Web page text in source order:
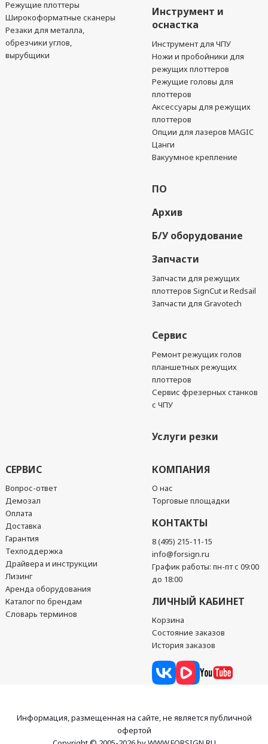
Режущие плоттеры
Широкоформатные сканеры
Резаки для металла,
обрезчики углов,
вырубщики
Инструмент и
оснастка
Инструмент для ЧПУ
Ножи и пробойники для
режущих плоттеров
Режущие головы для
плоттеров
Аксессуары для режущих
плоттеров
Опции для лазеров MAGIC
Цанги
Вакуумное крепление
ПО
Архив
Б/У оборудование
Запчасти
Запчасти для режущих
плоттеров SignCut и Redsail
Запчасти для Gravotech
Сервис
Ремонт режущих голов
планшетных режущих
плоттеров
Сервис фрезерных станков
с ЧПУ
Услуги резки
СЕРВИС
Вопрос-ответ
Демозал
Оплата
Доставка
Гарантия
Техподдержка
Драйвера и инструкции
Лизинг
Аренда оборудования
Каталог по брендам
Словарь терминов
КОМПАНИЯ
О нас
Торговые площадки
КОНТАКТЫ
8 (495) 215-11-15
info@forsign.ru
График работы: пн-пт с 09:00
до 18:00
ЛИЧНЫЙ КАБИНЕТ
Корзина
Состояние заказов
История заказов
Информация, размещенная на сайте, не является публичной
офертой